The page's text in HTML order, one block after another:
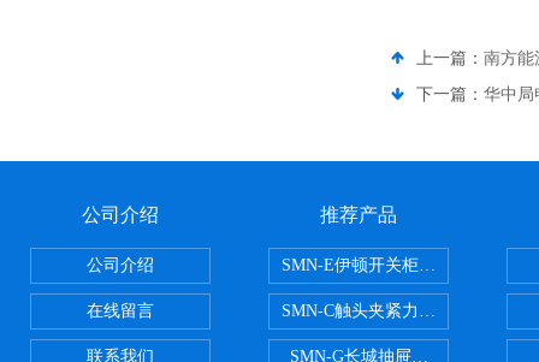
上一篇： 南方能
下一篇： 华中局
公司介绍
公司介绍
在线留言
联系我们
推荐产品
SMN-E伊顿开关柜触头夹紧力检
SMN-C触头夹紧力检测仪
SMN-G长城抽屉开关柜触头夹紧